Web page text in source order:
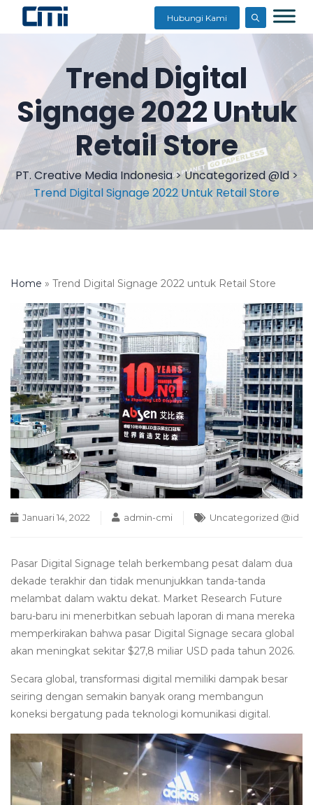
Hubungi Kami
Trend Digital
Signage 2022 Untuk
Retail Store
PT. Creative Media Indonesia>Uncategorized @id>
Trend Digital Signage 2022 Untuk Retail Store
Home » Trend Digital Signage 2022 untuk Retail Store
Januari 14, 2022 admin-cmi Uncategorized @id
Pasar Digital Signage telah berkembang pesat dalam dua
dekade terakhir dan tidak menunjukkan tanda-tanda
melambat dalam waktu dekat. Market Research Future
baru-baru ini menerbitkan sebuah laporan di mana mereka
memperkirakan bahwa pasar Digital Signage secara global
akan meningkat sekitar $27,8 miliar USD pada tahun 2026.
Secara global, transformasi digital memiliki dampak besar
seiring dengan semakin banyak orang membangun
koneksi bergatung pada teknologi komunikasi digital.